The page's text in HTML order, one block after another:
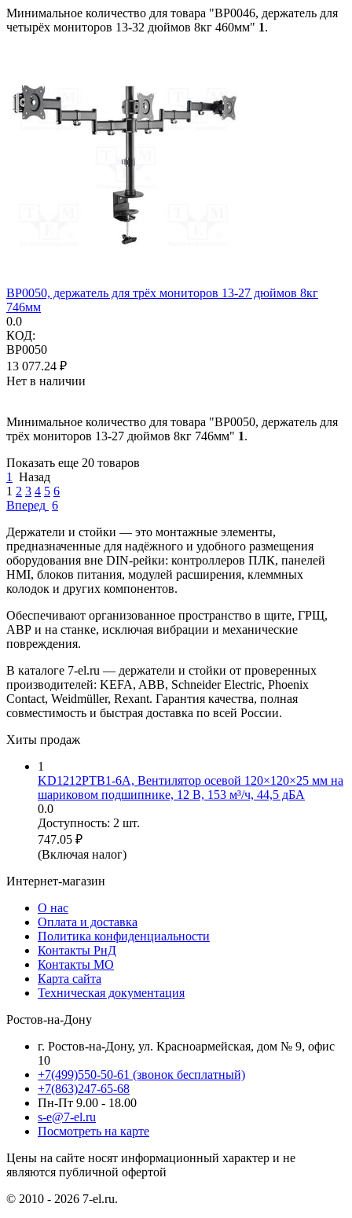
Минимальное количество для товара "BP0046, держатель для
четырёх мониторов 13-32 дюймов 8кг 460мм" 1.
BP0050, держатель для трёх мониторов 13-27 дюймов 8кг
746мм
0.0
КОД:
BP0050
13 077.24 ₽
Нет в наличии
Минимальное количество для товара "BP0050, держатель для
трёх мониторов 13-27 дюймов 8кг 746мм" 1.
Показать еще 20 товаров
1
Назад
1 2 3 4 5 6
Вперед 6
Держатели и стойки — это монтажные элементы,
предназначенные для надёжного и удобного размещения
оборудования вне DIN-рейки: контроллеров ПЛК, панелей
HMI, блоков питания, модулей расширения, клеммных
колодок и других компонентов.
Обеспечивают организованное пространство в щите, ГРЩ,
АВР и на станке, исключая вибрации и механические
повреждения.
В каталоге 7-el.ru — держатели и стойки от проверенных
производителей: KEFA, ABB, Schneider Electric, Phoenix
Contact, Weidmüller, Rexant. Гарантия качества, полная
совместимость и быстрая доставка по всей России.
Хиты продаж
1
KD1212PTB1-6A, Вентилятор осевой 120×120×25 мм на
шариковом подшипнике, 12 В, 153 м³/ч, 44,5 дБА
0.0
Доступность: 2 шт.
747.05 ₽
(Включая налог)
Интернет-магазин
О нас
Оплата и доставка
Политика конфиденциальности
Контакты РнД
Контакты МО
Карта сайта
Техническая документация
Ростов-на-Дону
г. Ростов-на-Дону, ул. Красноармейская, дом № 9, офис
10
+7(499)550-50-61 (звонок бесплатный)
+7(863)247-65-68
Пн-Пт 9.00 - 18.00
s-e@7-el.ru
Посмотреть на карте
Цены на сайте носят информационный характер и не
являются публичной офертой
© 2010 - 2026 7-el.ru.